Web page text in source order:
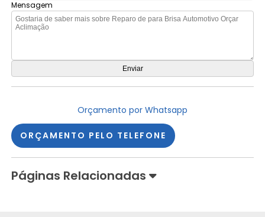
Mensagem
Orçamento por Whatsapp
ORÇAMENTO PELO TELEFONE
Páginas Relacionadas